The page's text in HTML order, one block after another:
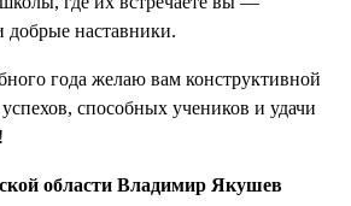
добрые наставники.
года желаю вам конструктивной
способных учеников и удачи
области Владимир Якушев